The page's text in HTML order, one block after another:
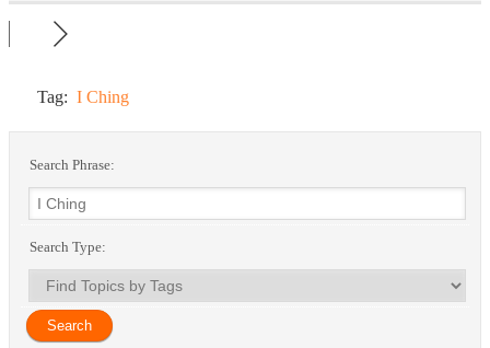
Tag: I Ching
Search Phrase:
Search Type: